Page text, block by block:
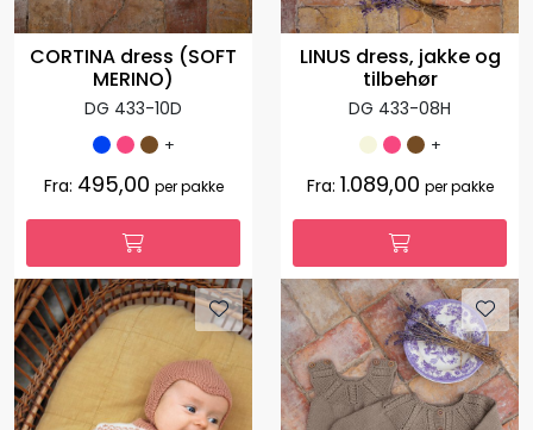
CORTINA dress (SOFT
MERINO)
DG 433-10D
+
Fra: 495,00 per pakke
LINUS dress, jakke og
tilbehør
DG 433-08H
+
Fra: 1.089,00 per pakke